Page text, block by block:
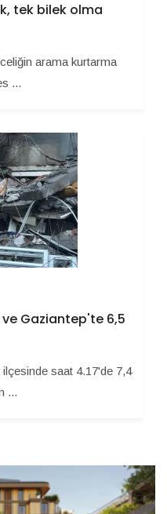
tek bilek olma
arama kurtarma
...
Gaziantep'te 6,5
saat 4.17'de 7,4
...